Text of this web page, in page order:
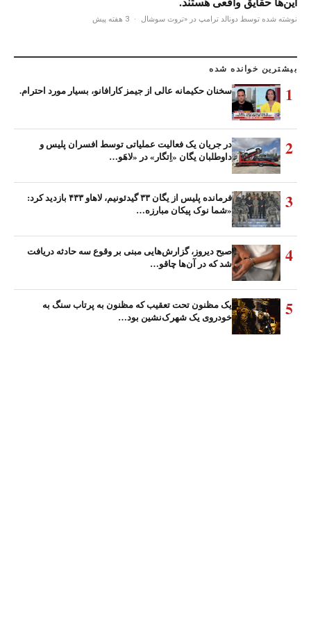
نوشته شده توسط دونالد ترامپ در «تروث سوشال · 3 هفته پیش
بیشترین خوانده شده
1 سخنان حکیمانه عالی از جیمز کارافانو، بسیار مورد احترام.
2
در جریان یک فعالیت عملیاتی توسط افسران پلیس و
داوطلبان یگان «اِتگار» در «لاهَو…
3
فرمانده پلیس از یگان ۳۳ گیدئونیم، لاهاو ۴۳۳ بازدید کرد:
«شما نوک پیکان مبارزه…
4
صبح دیروز، گزارش‌هایی مبنی بر وقوع سه حادثه دریافت
شد که در آن‌ها چاقو…
5
یک مظنون تحت تعقیب که مظنون به پرتاب سنگ به
خودروی یک شهرک‌نشین بود…